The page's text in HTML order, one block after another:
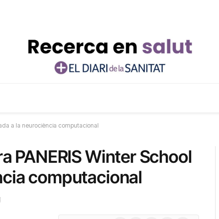
a la neurociència computacional
PANERIS Winter School
computacional